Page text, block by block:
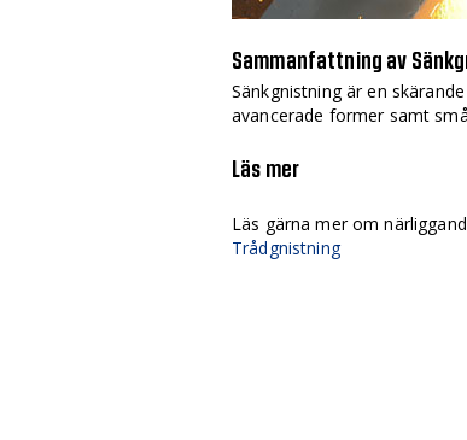
Sammanfattning av
Sänkgnistning är en
avancerade former samt
Läs mer
Läs gärna mer om
Trådgnistning